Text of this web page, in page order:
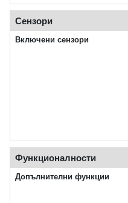
Сензори
Включени сензори
Функционалности
Допълнителни функции